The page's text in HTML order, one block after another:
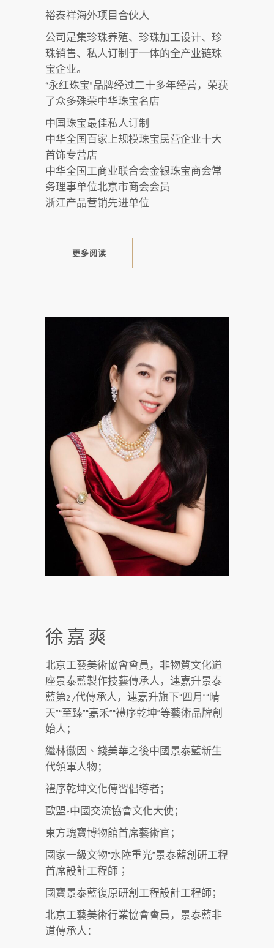
裕泰祥海外项目合伙人
公司是集珍珠养殖、珍珠加工设计、珍
珠销售、私人订制于一体的全产业链珠
宝企业。
“永红珠宝”品牌经过二十多年经营，荣获
了众多殊荣中华珠宝名店
中国珠宝最佳私人订制
中华全国百家上规模珠宝民营企业十大
首饰专营店
中华全国工商业联合会金银珠宝商会常
务理事单位北京市商会会员
浙江产品营销先进单位
更多阅读
徐嘉爽
北京工藝美術協會會員，非物質文化道
座景泰藍製作技藝傳承人，連嘉升景泰
藍第27代傳承人，連嘉升旗下“四月”“晴
天”“至臻”“嘉禾”“禮序乾坤”等藝術品牌創
始人；
繼林徽因、錢美華之後中國景泰藍新生
代領軍人物 ；
禮序乾坤文化傳習倡導者 ；
歐盟-中國交流協會文化大使 ；
東方瑰寶博物館首席藝術官 ；
國家一級文物“水陸重光”景泰藍創研工程
首席設計工程師；
國寶景泰藍復原研創工程設計工程師；
北京工藝美術行業協會會員，景泰藍非
道傳承人：